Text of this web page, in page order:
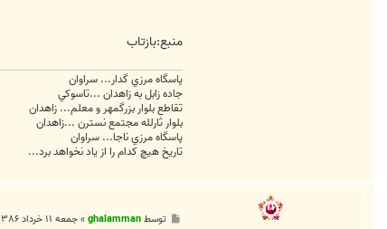
منبع:بازتاب
پاسگاه مرزي گدار... سراوان
جاده زابل به زاهدان ...تاسوکي
تقاطع بلوار بزرگمهر و معلم... زاهدان
بلوار ثارلله مجتمع نسترن ...زاهدان
پاسگاه مرزي ناجا... سراوان
تاريخ هيچ کدام را از ياد نخواهد برد...
توسطghalamman
»جمعه ۱۱ خرداد ۱۳۸۶, ۷:۵۲ ب.ظ